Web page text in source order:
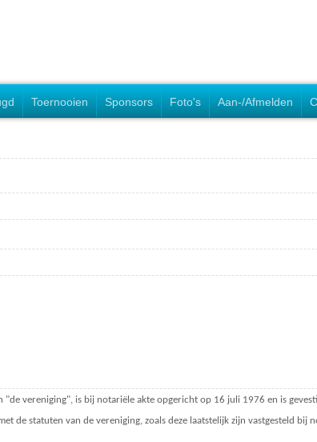
Toernooien Sponsors Foto's Aan-/Afmelden
"de vereniging", is bij notariële akte opgericht op 16 juli 1976 en is
de statuten van de vereniging, zoals deze laatstelijk zijn vastgesteld bij